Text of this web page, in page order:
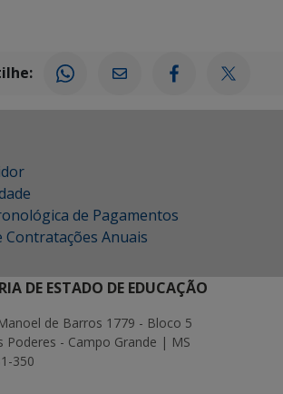
de Pagamentos
Contratações Anuais
DE ESTADO DE EDUCAÇÃO
de Barros 1779 - Bloco 5
Poderes - Campo Grande | MS
350